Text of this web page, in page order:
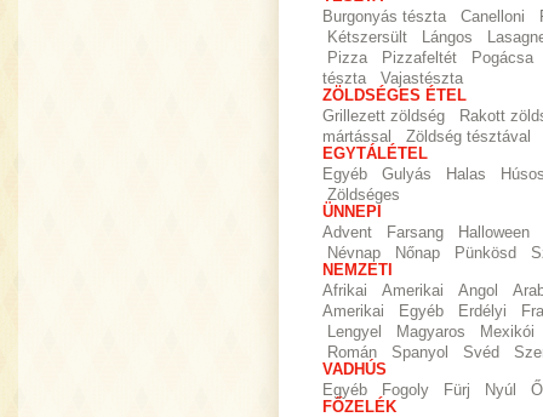
Burgonyás tészta
Canelloni
Kétszersült
Lángos
Pizza
Pizzafeltét
Pogácsa
tészta
Vajastészta
ZÖLDSÉGES ÉTEL
Grillezett zöldség
Rakott
mártással
Zöldség tésztával
EGYTÁLÉTEL
Egyéb
Gulyás Halas
Zöldséges
ÜNNEPI
Advent
Farsang
Halloween
Névnap
Nőnap Pünkösd
NEMZETI
Afrikai
Amerikai Angol
Amerikai
Egyéb Erdélyi
Lengyel
Magyaros
Mexikói
Román
Spanyol Svéd
VADHÚS
Egyéb
Fogoly Fürj Nyúl
FŐZELÉK